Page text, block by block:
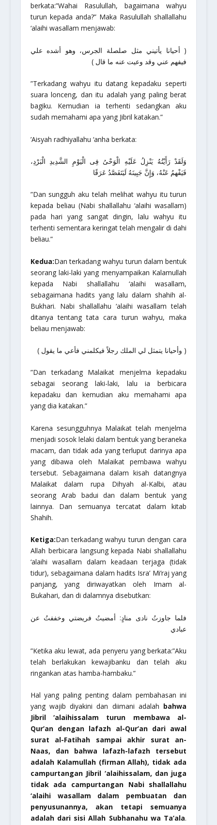
berkata:”Wahai Rasulullah, bagaimana wahyu
turun kepada anda?”Maka Rasulullah shallallahu
‘alaihi wasallam menjawab:
( أحيانا يأتيني مثل صلصلة الجرس، وهو أشده علي
فيفهم عني وقد وعيت عنه ما قال )
”Terkadang wahyu itu datang kepadaku seperti
suara lonceng, dan itu adalah yang paling berat
bagiku. Kemudian ia terhenti sedangkan aku
sudah memahami apa yang Jibril katakan.”
’Aisyah radhiyallahu ‘anha berkata:
وَلَقَدْ رَأَيْتُهُ يَنْزِلُ عَلَيْهِ الْوَحْىُ فِى الْيَوْمِ الشَّدِيدِ الْبَرْدِ،
فَيَفْهمُ عَنْهُ، وَإِنَّ جَبِينَهُ لَيَتَفَصَّدُ عَرَقًا
”Dan sungguh aku telah melihat wahyu itu turun
kepada beliau (Nabi shallallahu ‘alaihi wasallam)
pada hari yang sangat dingin, lalu wahyu itu
terhenti sementara keringat telah mengalir di dahi
beliau.”
Kedua:Dan terkadang wahyu turun dalam bentuk
seorang laki-laki yang menyampaikan Kalamullah
kepada Nabi shallallahu ‘alaihi wasallam,
sebagaimana hadits yang lalu dalam shahih al-
Bukhari. Nabi shallallahu ‘alaihi wasallam telah
ditanya tentang tata cara turun wahyu, maka
beliau menjawab:
( وأحيانا يتمثل لي الملك رجلاً فيكلمني فأعي ما يقول )
”Dan terkadang Malaikat menjelma kepadaku
sebagai seorang laki-laki, lalu ia berbicara
kepadaku dan kemudian aku memahami apa
yang dia katakan.”
Karena sesungguhnya Malaikat telah menjelma
menjadi sosok lelaki dalam bentuk yang beraneka
macam, dan tidak ada yang terluput darinya apa
yang dibawa oleh Malaikat pembawa wahyu
tersebut. Sebagaimana dalam kisah datangnya
Malaikat dalam rupa Dihyah al-Kalbi, atau
seorang Arab badui dan dalam bentuk yang
lainnya. Dan semuanya tercatat dalam kitab
Shahih.
Ketiga:Dan terkadang wahyu turun dengan cara
Allah berbicara langsung kepada Nabi shallallahu
‘alaihi wasallam dalam keadaan terjaga (tidak
tidur), sebagaimana dalam hadits Isra’ Mi’raj yang
panjang, yang diriwayatkan oleh Imam al-
Bukahari, dan di dalamnya disebutkan:
فلما جاوزتُ نادى منادٍ: أمضيتُ فريضتي وخففتُ عن
عبادي
”Ketika aku lewat, ada penyeru yang berkata:”Aku
telah berlakukan kewajibanku dan telah aku
ringankan atas hamba-hambaku.”
Hal yang paling penting dalam pembahasan ini
yang wajib diyakini dan diimani adalah bahwa
Jibril‘alaihissalam turun membawa al-
Qur’an dengan lafazh al-Qur’an dari awal
surat al-Fatihah sampai akhir surat an-
Naas, dan bahwa lafazh-lafazh tersebut
adalah Kalamullah (firman Allah), tidak ada
campurtangan Jibril ‘alaihissalam, dan juga
tidak ada campurtangan Nabi shallallahu
‘alaihi wasallam dalam pembuatan dan
penyusunannya, akan tetapi semuanya
adalah dari sisi Allah Subhanahu wa Ta’ala.